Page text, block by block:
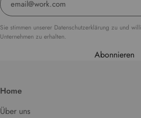
Sie stimmen unserer Datenschutzerklärung zu und
Unternehmen zu erhalten.
Abonnieren
Home
Über uns